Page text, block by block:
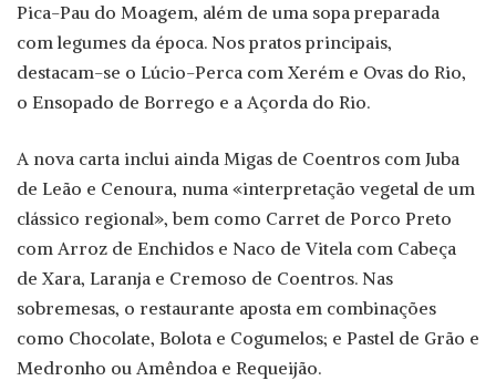
Pica-Pau do Moagem, além de uma sopa preparada
com legumes da época. Nos pratos principais,
destacam-se o Lúcio-Perca com Xerém e Ovas do Rio,
o Ensopado de Borrego e a Açorda do Rio.
A nova carta inclui ainda Migas de Coentros com Juba
de Leão e Cenoura, numa «interpretação vegetal de um
clássico regional», bem como Carret de Porco Preto
com Arroz de Enchidos e Naco de Vitela com Cabeça
de Xara, Laranja e Cremoso de Coentros. Nas
sobremesas, o restaurante aposta em combinações
como Chocolate, Bolota e Cogumelos; e Pastel de Grão e
Medronho ou Amêndoa e Requeijão.